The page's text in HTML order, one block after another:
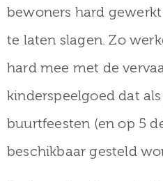
bewoners hard
te laten slagen. Zo
hard mee met de
kinderspeelgoed dat
buurtfeesten (en op 5
beschikbaar gesteld